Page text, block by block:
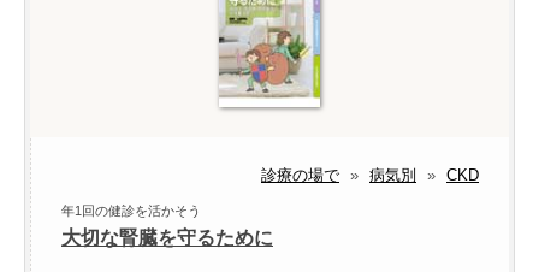
診療の場で » 病気別 » CKD
年1回の健診を活かそう
大切な腎臓を守るために